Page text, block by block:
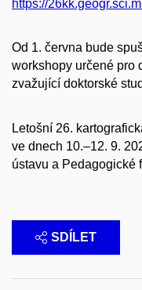
https://
Od 1. června bude
workshopy určené pro
zvažující doktorské
Letošní 26.
ve dnech 10.–12. 9.
ústavu a Pedagogické
SDÍLET